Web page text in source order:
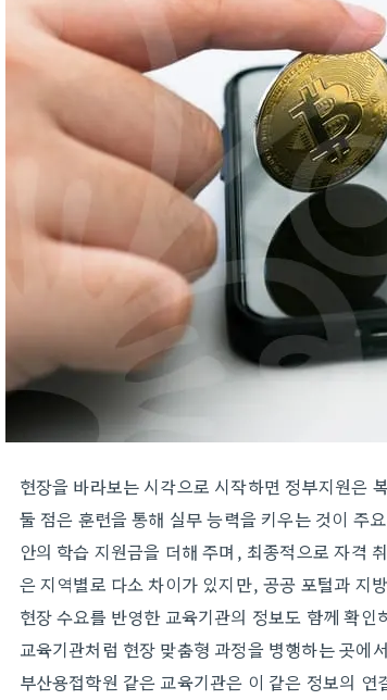
현장을 바라보는 시각으로 시작하면 정부지원은
둘 점은 훈련을 통해 실무 능력을 키우는 것이 주
안의 학습 지원금을 더해 주며, 최종적으로 자격
은 지역별로 다소 차이가 있지만, 공공 포털과 지
현장 수요를 반영한 교육기관의 정보도 함께 확
교육기관처럼 현장 맞춤형 과정을 병행하는 곳에
부산용접학원 같은 교육기관은 이 같은 정보의